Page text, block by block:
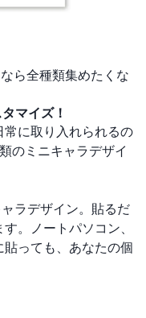
ら全種類集めたくな
マイズ！
に取り入れられるの
のミニキャラデザイ
ラデザイン。貼るだ
。ノートパソコン、
っても、あなたの個